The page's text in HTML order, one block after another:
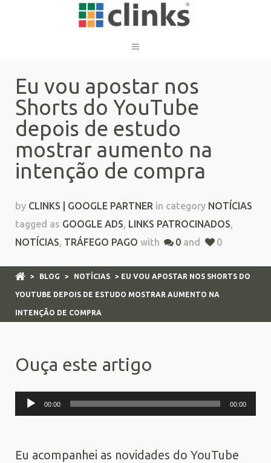
Eu vou apostar nos
Shorts do YouTube
depois de estudo
mostrar aumento na
intenção de compra
by CLINKS | GOOGLE PARTNER in category NOTÍCIAS
tagged as GOOGLE ADS, LINKS PATROCINADOS,
NOTÍCIAS, TRÁFEGO PAGO with 0 and 0
> BLOG > NOTÍCIAS > EU VOU APOSTAR NOS SHORTS DO
YOUTUBE DEPOIS DE ESTUDO MOSTRAR AUMENTO NA
INTENÇÃO DE COMPRA
Ouça este artigo
Tocador
de
00:00 00:00
Eu acompanhei as novidades do YouTube